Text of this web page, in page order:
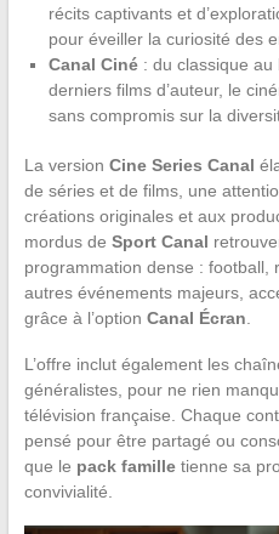
récits captivants et
pour éveiller la curiosité des
Canal Ciné: du classique au
derniers films d’auteur, le
sans compromis sur la
La version Cine Series Canal
de séries et de films, une
créations originales et aux
mordus de Sport Canal
programmation dense : football,
autres événements majeurs,
grâce à l’option Canal Écran
L’offre inclut également les
généralistes, pour ne rien
télévision française. Chaque
pensé pour être partagé ou
que le pack familletienne sa
convivialité.